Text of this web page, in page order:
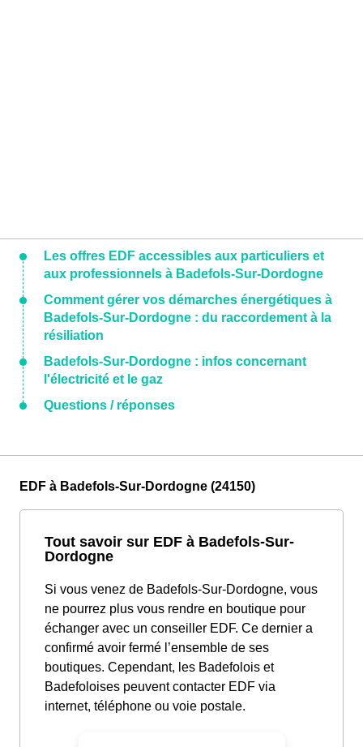
Les offres EDF accessibles aux particuliers et
aux professionnels à Badefols-Sur-Dordogne
Comment gérer vos démarches énergétiques à
Badefols-Sur-Dordogne : du raccordement à la
résiliation
Badefols-Sur-Dordogne : infos concernant
l'électricité et le gaz
Questions / réponses
EDF à Badefols-Sur-Dordogne (24150)
Tout savoir sur EDF à Badefols-Sur-
Dordogne
Si vous venez de Badefols-Sur-Dordogne, vous
ne pourrez plus vous rendre en boutique pour
échanger avec un conseiller EDF. Ce dernier a
confirmé avoir fermé l’ensemble de ses
boutiques. Cependant, les Badefolois et
Badefoloises peuvent contacter EDF via
internet, téléphone ou voie postale.